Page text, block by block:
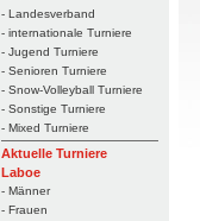
- Landesverband
- internationale Turniere
- Jugend Turniere
- Senioren Turniere
- Snow-Volleyball Turniere
- Sonstige Turniere
- Mixed Turniere
Aktuelle Turniere
Laboe
- Männer
- Frauen